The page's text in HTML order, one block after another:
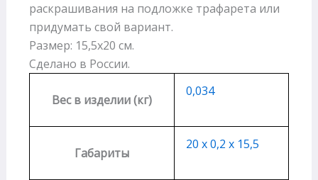
раскрашивания на подложке трафарета или
придумать свой вариант.
Размер: 15,5х20 см.
Сделано в России.
Вес в изделии (кг)
0,034
Габариты
20 х 0,2 х 15,5